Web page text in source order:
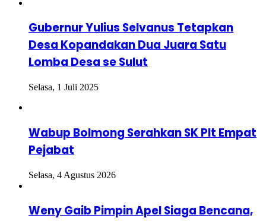
Gubernur Yulius Selvanus Tetapkan
Desa Kopandakan Dua Juara Satu
Lomba Desa se Sulut
Selasa, 1 Juli 2025
Wabup Bolmong Serahkan SK Plt Empat
Pejabat
Selasa, 4 Agustus 2026
Weny Gaib Pimpin Apel Siaga Bencana,